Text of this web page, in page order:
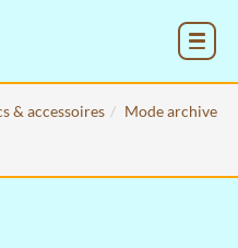
& accessoires
Mode archive